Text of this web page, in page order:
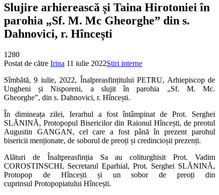
Slujire arhierească și Taina Hirotoniei în
parohia „Sf. M. Mc Gheorghe” din s.
Dahnovici, r. Hîncești
1280
Postat de către Irina 11 iulie 2022Ştiri interne
Sîmbătă, 9 iulie, 2022, Înalpreasfințitului PETRU, Arhiepiscop de
Ungheni și Nisporeni, a slujit în parohia „Sf. M. Mc.
Gheorghe”, din s. Dahnovici, r. Hîncești.
În dimineața zilei, Ierarhul a fost întâmpinat de Prot. Serghei
SLĂNINĂ, Protopopul Bisericilor din Raionul Hîncești, de preotul
Augustin GANGAN, cel care a fost până în prezent parohul
bisericii menționate, de soborul de preoți și credincioșii prezenți.
Alături de Înaltpreasfinția Sa au coliturghisit Prot. Vadim
COROSTINSCHI, Secretarul Eparhial, Prot. Serghei SLĂNINĂ,
Protopop de Hîncești și un sobor de preoți din
cuprinsul Protopopiatului Hîncești.